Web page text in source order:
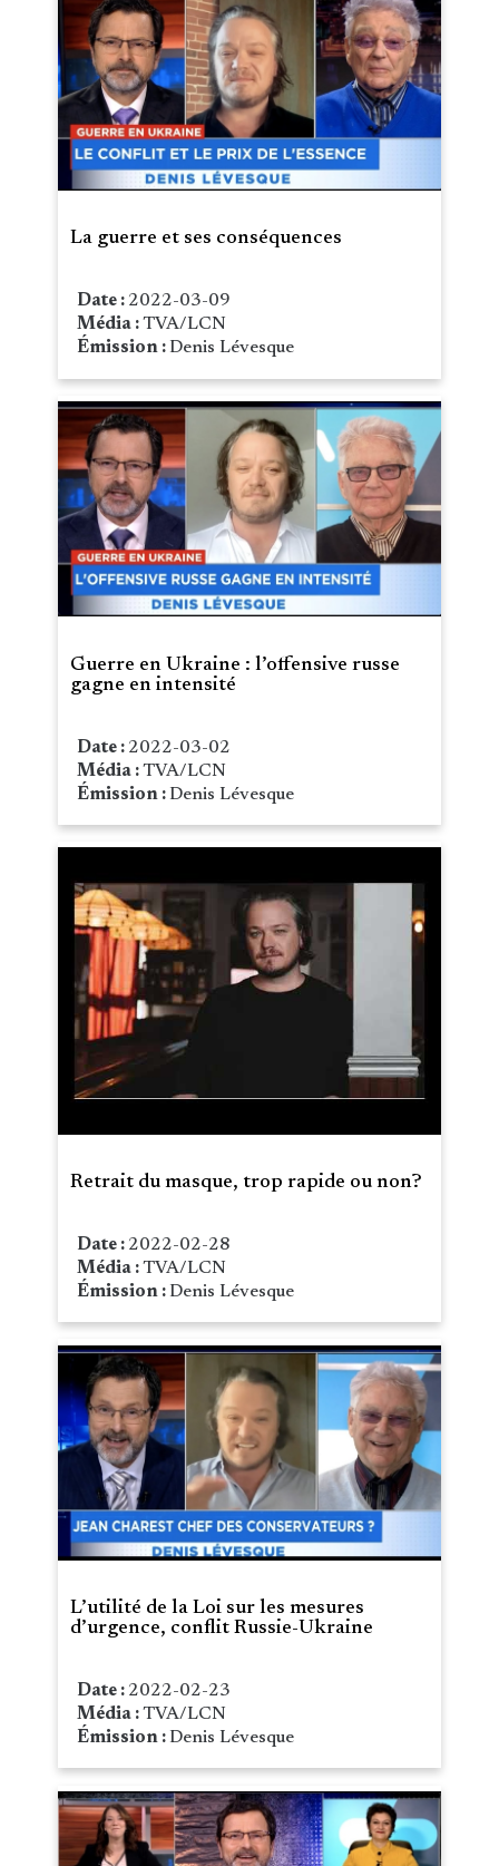
La guerre et ses conséquences
Date : 2022-03-09
Média :TVA/LCN
Émission : Denis Lévesque
Guerre en Ukraine : l’offensive russe
gagne en intensité
Date : 2022-03-02
Média :TVA/LCN
Émission : Denis Lévesque
Retrait du masque, trop rapide ou non?
Date : 2022-02-28
Média :TVA/LCN
Émission : Denis Lévesque
L’utilité de la Loi sur les mesures
d’urgence, conflit Russie-Ukraine
Date : 2022-02-23
Média :TVA/LCN
Émission : Denis Lévesque